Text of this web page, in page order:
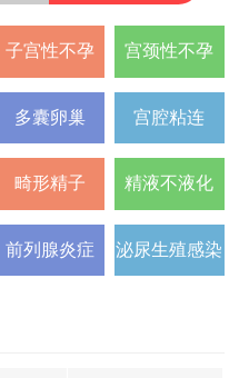
子宫性不孕 宫颈性不孕
多囊卵巢 宫腔粘连
畸形精子 精液不液化
前列腺炎症 泌尿生殖感染